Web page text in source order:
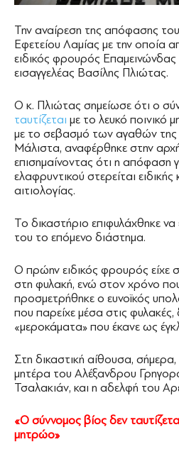
Την αναίρεση της απόφασης
Εφετείου Λαμίας με την οποία
ειδικός φρουρός
εισαγγελέας Βασίλης Πλιώτας.
Ο κ. Πλιώτας σημείωσε ότι ο
ταυτίζεται με το λευκό
με το σεβασμό των αγαθών της
Μάλιστα, αναφέρθηκε στην
επισημαίνοντας ότι η απόφαση
ελαφρυντικού στερείται
αιτιολογίας.
Το δικαστήριο επιφυλάχθηκε
του το επόμενο διάστημα.
Ο πρώην ειδικός φρουρός είχε
στη φυλακή, ενώ στον χρόνο που
προσμετρήθηκε ο ευνοϊκός
που παρείχε μέσα στις
«μεροκάματα» που έκανε ως
Στη δικαστική αίθουσα,
μητέρα του Αλέξανδρου
Τσαλακιάν, και η αδελφή του
«Ο σύννομος βίος δεν
μητρώο»